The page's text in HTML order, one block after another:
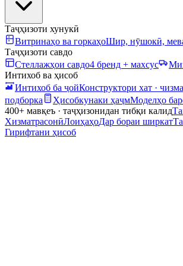
Таҷҳизоти хунукӣ
Витринаҳо ва горкаҳоШир, нӯшокӣ,
Таҷҳизоти савдо
Стеллажҳои савдо4 бренд + махсус
Интихоб ва ҳисоб
Интихоб ба ҷойКонструктори хат ·
подборка
Ҳисобкунаки ҳаҷмМоделҳо
400+ мавқеъ · таҷҳизонидан тибқи калид
ХизматрасонӣЛоиҳаҳоДар бораи ширкат
Гирифтани ҳисоб